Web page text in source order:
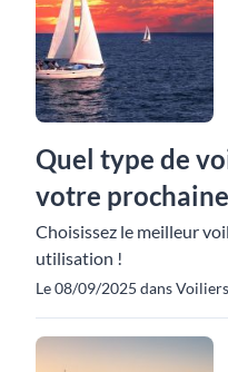
Quel type de
votre
Choisissez le meilleur
utilisation !
Le 08/09/2025 dans